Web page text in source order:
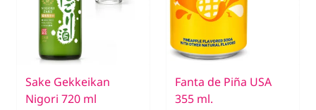
Sake Gekkeikan
Nigori 720 ml
Fanta de Piña USA
355 ml.